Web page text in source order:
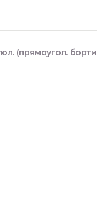
(прямоугол.